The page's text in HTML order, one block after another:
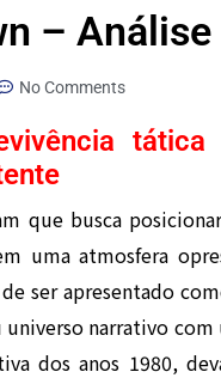
– Análise
No Comments
que busca
uma atmosfera
de ser apresentado
narrativo com
dos anos 1980,